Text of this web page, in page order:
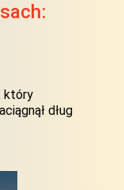
który
dług